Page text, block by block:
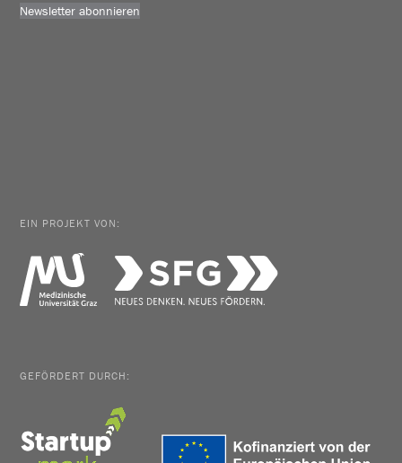
Newsletter abonnieren
EIN PROJEKT VON:
GEFÖRDERT DURCH: